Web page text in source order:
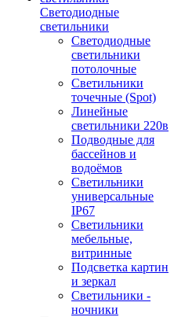
Светодиодные
светильники
Светодиодные
светильники
потолочные
Светильники
точечные (Spot)
Линейные
светильники 220в
Подводные для
бассейнов и
водоёмов
Светильники
универсальные
IP67
Светильники
мебельные,
витринные
Подсветка картин
и зеркал
Светильники -
ночники